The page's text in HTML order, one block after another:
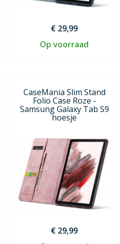
€ 29,99
Op voorraad
CaseMania Slim Stand
Folio Case Roze -
Samsung Galaxy Tab S9
hoesje
€ 29,99